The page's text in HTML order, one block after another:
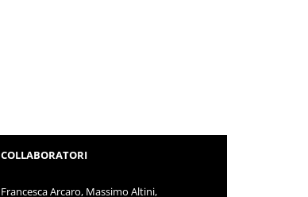
COLLABORATORI
Francesca Arcaro, Massimo Altini,